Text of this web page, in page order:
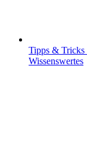
Tipps & Tricks
Wissenswertes